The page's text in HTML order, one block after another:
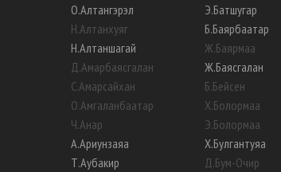
О.Алтангэрэл
Н.Алтанхуяг
Н.Алтаншагай
Д.Амарбаясгалан
С.Амарсайхан
О.Амгаланбаатар
Ч.Анар
А.Ариунзаяа
Т.Аубакир
Э.Батшугар
Б.Баярбаатар
Ж.Баярмаа
Ж.Баясгалан
Б.Бейсен
Х.Болормаа
Э.Болормаа
Х.Булгантуяа
Д.Бум-Очир